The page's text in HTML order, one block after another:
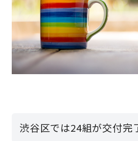
渋谷区では24組が交付完